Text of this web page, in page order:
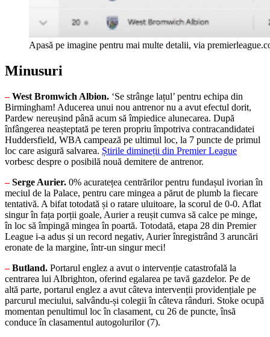
Apasă pe imagine pentru mai multe detalii, via
Minusuri
–West Bromwich Albion. ‘Se strânge lațul’ pentru echipa din
Birmingham! Aducerea unui nou antrenor nu a avut efectul dorit,
Pardew nereușind până acum să împiedice alunecarea. După
înfângerea neașteptată pe teren propriu împotriva contracandidatei
Huddersfield, WBA campează pe ultimul loc, la 7 puncte de primul
loc care asigură salvarea. Știrile dimineții din Premier League
vorbesc despre o posibilă nouă demitere de antrenor.
–Serge Aurier. 0% acuratețea centrărilor pentru fundașul ivorian în
meciul de la Palace, pentru care mingea a părut de plumb la fiecare
tentativă. A bifat totodată și o ratare uluitoare, la scorul de 0-0. Aflat
singur în fața porții goale, Aurier a reușit cumva să calce pe minge,
în loc să împingă mingea în poartă. Totodată, etapa 28 din Premier
League i-a adus și un record negativ, Aurier înregistrând 3 aruncări
eronate de la margine, într-un singur meci!
–Butland. Portarul englez a avut o intervenție catastrofală la
centrarea lui Albrighton, oferind egalarea pe tavă gazdelor. Pe de
altă parte, portarul englez a avut câteva intervenții providențiale pe
parcurul meciului, salvându-și colegii în câteva rânduri. Stoke ocupă
momentan penultimul loc în clasament, cu 26 de puncte, însă
conduce în clasamentul autogolurilor (7).